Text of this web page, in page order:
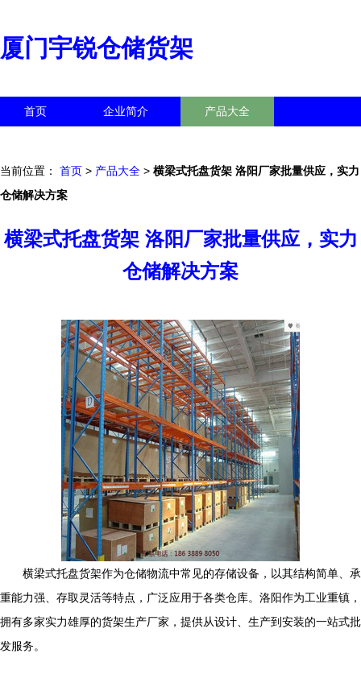
厦门宇锐仓储货架
首页 企业简介 产品大全
当前位置： 首页 > 产品大全 > 横梁式托盘货架 洛阳厂家批量供应，实力
仓储解决方案
横梁式托盘货架 洛阳厂家批量供应，实力
仓储解决方案
横梁式托盘货架作为仓储物流中常见的存储设备，以其结构简单、承
重能力强、存取灵活等特点，广泛应用于各类仓库。洛阳作为工业重镇，
拥有多家实力雄厚的货架生产厂家，提供从设计、生产到安装的一站式批
发服务。